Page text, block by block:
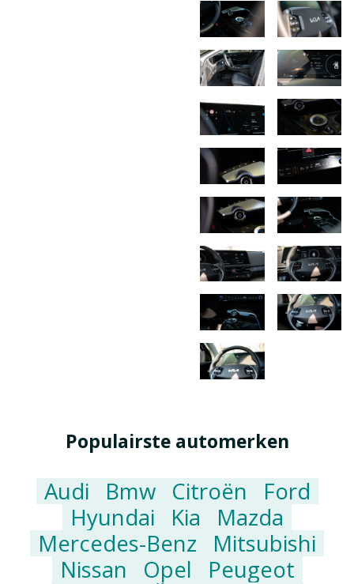
Populairste automerken
Audi Bmw Citroën
Ford
Hyundai
Kia
Mazda
Mercedes-Benz
Mitsubishi
Nissan
Opel
Peugeot